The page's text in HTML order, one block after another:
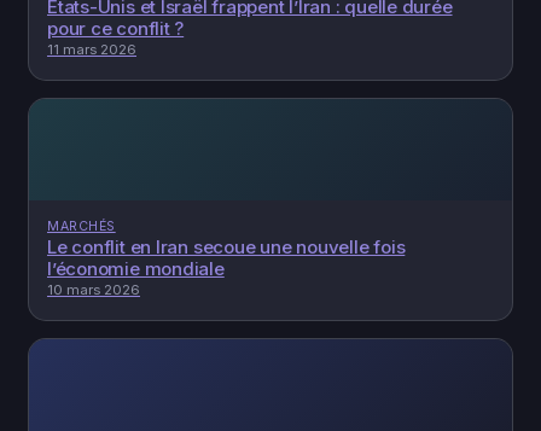
États-Unis et Israël frappent l’Iran : quelle durée
pour ce conflit ?
11 mars 2026
MARCHÉS
Le conflit en Iran secoue une nouvelle fois
l’économie mondiale
10 mars 2026